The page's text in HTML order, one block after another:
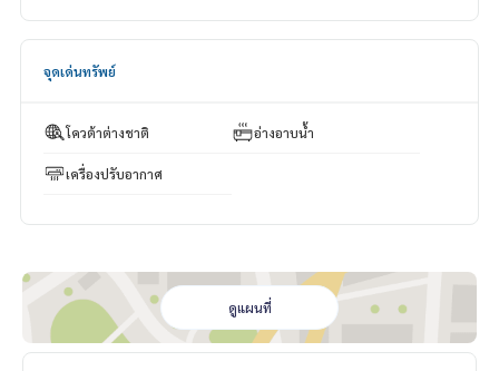
Line ID: @superbestate
https://page.line.me/superbestate
ESID-00732
จุดเด่นทรัพย์
โควต้าต่างชาติ อ่างอาบน้ำ
เครื่องปรับอากาศ
ดูแผนที่